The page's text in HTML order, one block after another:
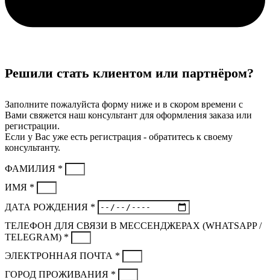
Решили стать клиентом или партнёром?
Заполните пожалуйста форму ниже и в скором времени с
Вами свяжется наш консультант для оформления заказа или
регистрации.
Если у Вас уже есть регистрация - обратитесь к своему
консультанту.
ФАМИЛИЯ *
ИМЯ *
ДАТА РОЖДЕНИЯ *
ТЕЛЕФОН ДЛЯ СВЯЗИ В МЕССЕНДЖЕРАХ (WHATSAPP /
TELEGRAM) *
ЭЛЕКТРОННАЯ ПОЧТА *
ГОРОД ПРОЖИВАНИЯ *